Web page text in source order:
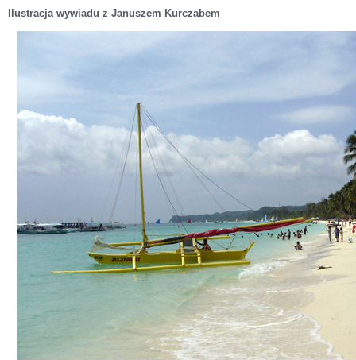
Ilustracja wywiadu z Januszem Kurczabem